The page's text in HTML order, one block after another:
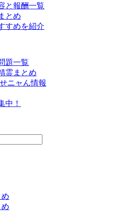
と報酬一覧
とめ
すめを紹介
題一覧
霊まとめ
ニャん情報
中！